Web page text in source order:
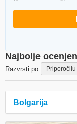
Najbolje
Razvrsti po: Priporočilu
Bolgarija